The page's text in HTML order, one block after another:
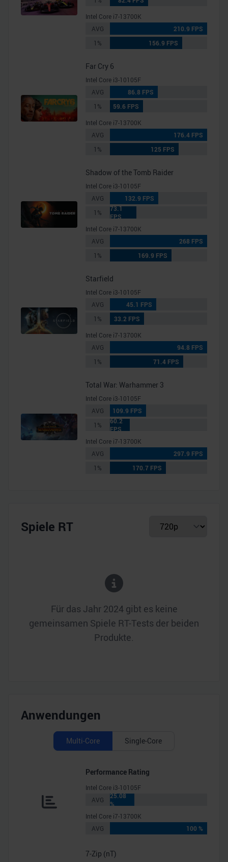
Intel Core i7-13700K
AVG
210.9 FPS
1%
156.9 FPS
Far Cry 6
Intel Core i3-10105F
AVG
86.8 FPS
1%
59.6 FPS
Intel Core i7-13700K
AVG
176.4 FPS
1%
125 FPS
Shadow of the Tomb Raider
Intel Core i3-10105F
AVG
132.9 FPS
1%
73.1
FPS
Intel Core i7-13700K
AVG
268 FPS
1%
169.9 FPS
Starfield
Intel Core i3-10105F
AVG
45.1 FPS
1%
33.2 FPS
Intel Core i7-13700K
AVG
94.8 FPS
1%
71.4 FPS
Total War: Warhammer 3
Intel Core i3-10105F
AVG
109.9 FPS
1%
60.2
FPS
Intel Core i7-13700K
AVG
297.9 FPS
1%
170.7 FPS
Spiele RT
Für das Jahr 2024gibt es keine
gemeinsamen Spiele RT-Tests der beiden
Produkte.
Anwendungen
Multi-Core Single-Core
Performance Rating
Intel Core i3-10105F
AVG
25.08
%
Intel Core i7-13700K
AVG
100 %
7-Zip (nT)